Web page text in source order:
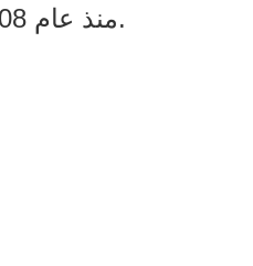
منذ عام 2008. نحن ملتزمون بتقديم حلول عرض المنتجات بأعلى جودة لعملائنا العالميين.